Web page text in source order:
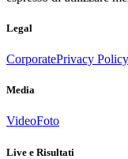
Legal
CorporatePrivacy Policy
Media
VideoFoto
Live e Risultati